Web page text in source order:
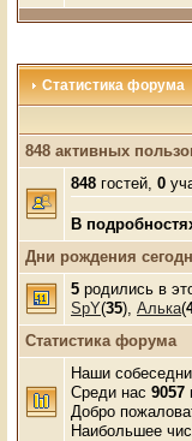
Статистика форума
848 активных
848 гостей, 0
В
Дни рождения
5 родились в
SpY(35), Алька(
Статистика форума
Наши
Среди нас 9057
Добро
Наибольшее